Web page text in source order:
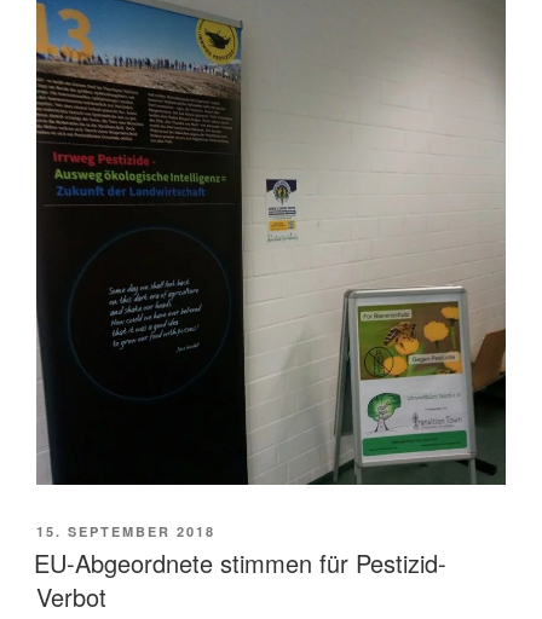
VERÖFFENTLICHT
AM
15. SEPTEMBER 2018
EU-Abgeordnete stimmen für Pestizid-
Verbot